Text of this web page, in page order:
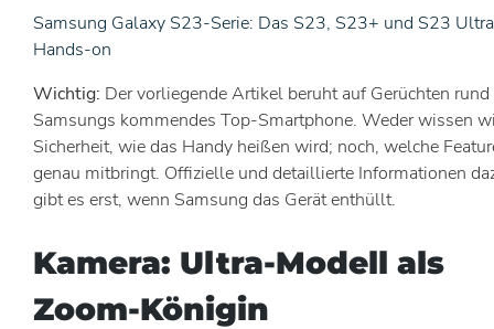
Samsung Galaxy S23-Serie: Das S23, S23+ und S23
Hands-on
Wichtig: Der vorliegende Artikel beruht auf Gerüchten
Samsungs kommendes Top-Smartphone. Weder wissen
Sicherheit, wie das Handy heißen wird; noch, welche
genau mitbringt. Offizielle und detaillierte Informationen
gibt es erst, wenn Samsung das Gerät enthüllt.
Kamera: Ultra-Modell als
Zoom-Königin